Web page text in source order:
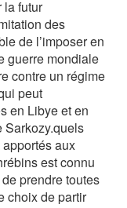
la futur
des
de l’imposer en
guerre mondiale
contre un régime
peut
en Libye et en
Sarkozy.quels
aux
est connu
prendre toutes
choix de partir